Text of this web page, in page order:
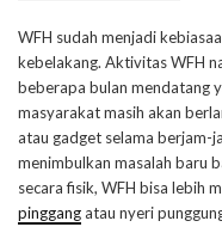
WFH sudah menjadi
kebelakang. Aktivitas WFH
beberapa bulan mendatang
masyarakat masih akan
atau gadget selama berjam-
menimbulkan masalah baru
secara fisik, WFH bisa lebih
pinggangatau nyeri